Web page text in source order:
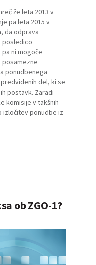
že leta 2013 v
pa leta 2015 v
da odprava
posledico
ni mogoče
posamezne
ponudbenega
del, ki se
postavk. Zaradi
komisije v takšnih
izločitev ponudbe iz
ob ZGO-1?